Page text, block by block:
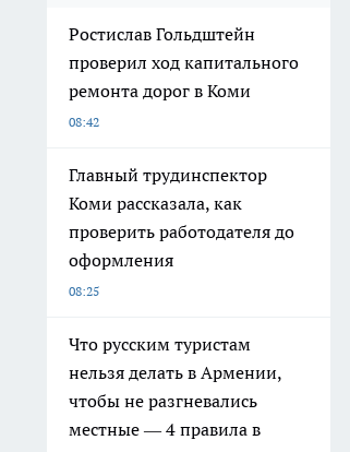
Ростислав Гольдштейн
проверил ход капитального
ремонта дорог в Коми
08:42
Главный трудинспектор
Коми рассказала, как
проверить работодателя до
оформления
08:25
Что русским туристам
нельзя делать в Армении,
чтобы не разгневались
местные — 4 правила в